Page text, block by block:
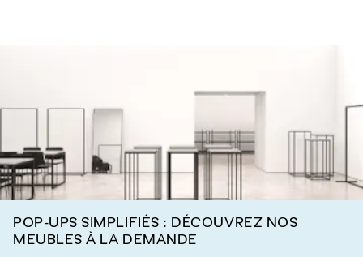
POP-UPS SIMPLIFIÉS : DÉCOUVREZ NOS
MEUBLES À LA DEMANDE